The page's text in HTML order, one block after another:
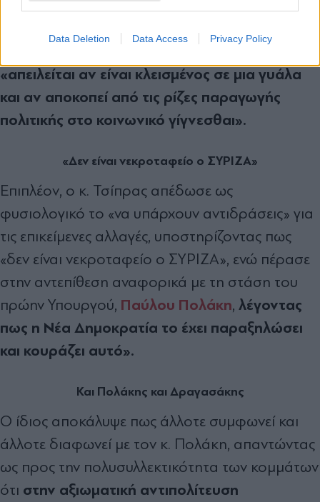
Data Deletion Data Access Privacy Policy
χώρα;» διερωτήθηκε ο ίδιος και συμπλήρωσε
πως «ο ΣΥΡΙΖΑ πρέπει να ανοιχθεί στην
«απειλείται αν είναι κλεισμένος σε μια γυάλα
και αν αποκοπεί από τις ρίζες παραγωγής
πολιτικής στο κοινωνικό γίγνεσθαι».
«Δεν είναι νεκροταφείο ο ΣΥΡΙΖΑ»
Επιπλέον, ο κ. Τσίπρας απέδωσε ως
φυσιολογικό το «να υπάρχουν αντιδράσεις» για
τις επικείμενες αλλαγές, υποστηρίζοντας πως
«δεν είναι νεκροταφείο ο ΣΥΡΙΖΑ», ενώ πέρασε
στην αντεπίθεση αναφορικά με τη στάση του
πρώην Υπουργού, Παύλου Πολάκη, λέγοντας
πως η Νέα Δημοκρατία το έχει παραξηλώσει
και κουράζει αυτό».
Και Πολάκης και Δραγασάκης
Ο ίδιος αποκάλυψε πως άλλοτε συμφωνεί και
άλλοτε διαφωνεί με τον κ. Πολάκη, απαντώντας
ως προς την πολυσυλλεκτικότητα των κομμάτων
ότι στην αξιωματική αντιπολίτευση